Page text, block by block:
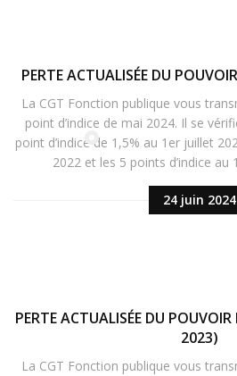
24 juin 2024
PERTE ACTUALISÉE DU
La CGT Fonction publique vous
point d’indice de mai 2024. Il se
point d’indice de 1,5% au 1er juillet
2022 et les 5 points d’indice
PERTE ACTUALISÉE DU
2023)
La CGT Fonction publique vous